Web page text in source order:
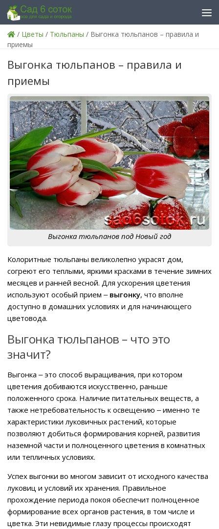
Skip to content
/ Цветы / Тюльпаны / Выгонка тюльпанов – правила и
приемы
Выгонка тюльпанов – правила и
приемы
Выгонка тюльпанов под Новый год
Колоритные тюльпаны великолепно украсят дом,
согреют его теплыми, яркими красками в течение зимних
месяцев и ранней весной. Для ускорения цветения
используют особый прием ‒ выгонку, что вполне
доступно в домашних условиях и для начинающего
цветовода.
Выгонка тюльпанов – что это
значит?
Выгонка ‒ это способ выращивания, при котором
цветения добиваются искусственно, раньше
положенного срока. Наличие питательных веществ, а
также нетребовательность к освещению ‒ именно те
характеристики луковичных растений, которые
позволяют добиться формирования корней, развития
наземной части и полноценного цветения в комнатных
или тепличных условиях.
Успех выгонки во многом зависит от исходного качества
луковиц и условий их хранения. Правильное
прохождение периода покоя обеспечит полноценное
формирование всех органов растения, в том числе и
цветка. Эти невидимые глазу процессы происходят